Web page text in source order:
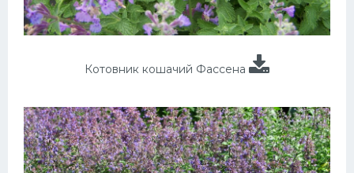
Котовник кошачий Фассена